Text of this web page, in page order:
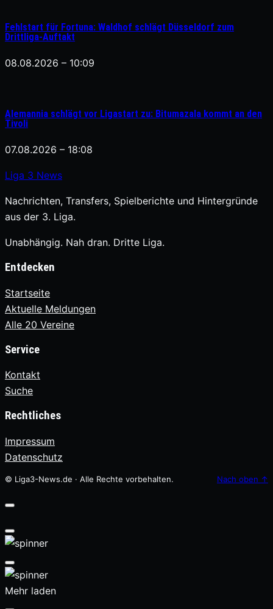
Fehlstart für Fortuna: Waldhof schlägt Düsseldorf zum
Drittliga-Auftakt
08.08.2026 – 10:09
Alemannia schlägt vor Ligastart zu: Bitumazala kommt an den
Tivoli
07.08.2026 – 18:08
Liga 3 News
Nachrichten, Transfers, Spielberichte und Hintergründe
aus der 3. Liga.
Unabhängig. Nah dran. Dritte Liga.
Entdecken
Startseite
Aktuelle Meldungen
Alle 20 Vereine
Service
Kontakt
Suche
Rechtliches
Impressum
Datenschutz
© Liga3-News.de · Alle Rechte vorbehalten. Nach oben ↑
Mehr laden